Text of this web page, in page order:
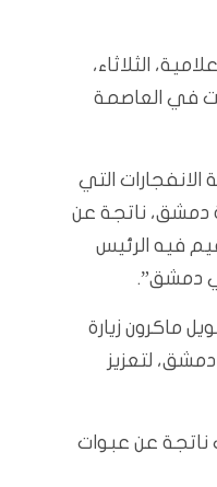
الثلاثاء،
في العاصمة
الانفجارات التي
ناتجة عن
فيه الرئيس
دمشق”.
ماكرون زيارة
لتعزيز
ناتجة عن عبوات